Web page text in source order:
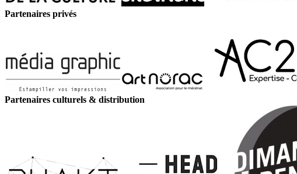
Partenaires privés
Partenaires culturels & distribution